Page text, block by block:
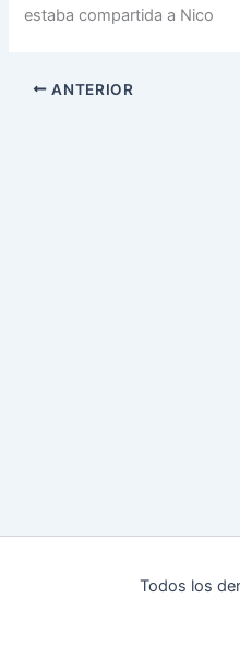
estaba compartida a Nico
ANTERIOR
Todos los